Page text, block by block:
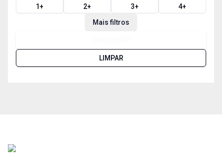
1+ 2+ 3+ 4+
Mais filtros
LIMPAR